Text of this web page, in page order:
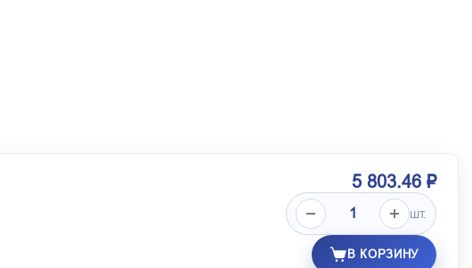
5 803.46 ₽
шт.
В КОРЗИНУ